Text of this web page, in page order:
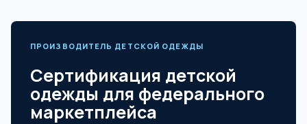
ПРОИЗВОДИТЕЛЬ ДЕТСКОЙ ОДЕЖДЫ
Сертификация детской
одежды для федерального
маркетплейса